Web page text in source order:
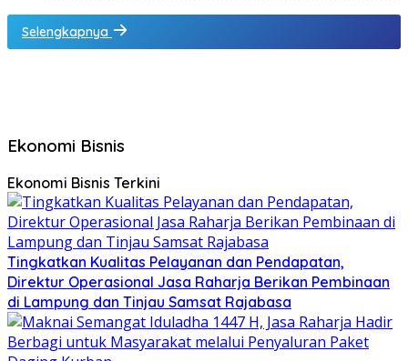
Selengkapnya
Ekonomi Bisnis
Ekonomi Bisnis Terkini
Tingkatkan Kualitas Pelayanan dan Pendapatan,
Direktur Operasional Jasa Raharja Berikan Pembinaan
di Lampung dan Tinjau Samsat Rajabasa